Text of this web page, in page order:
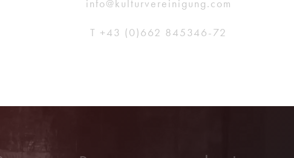
info@kulturvereinigung.com
T +43 (0)662 845346-72